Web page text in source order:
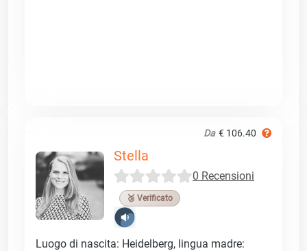
Da € 106.40
Stella
0 Recensioni
🥉 Verificato
Luogo di nascita: Heidelberg, lingua madre: